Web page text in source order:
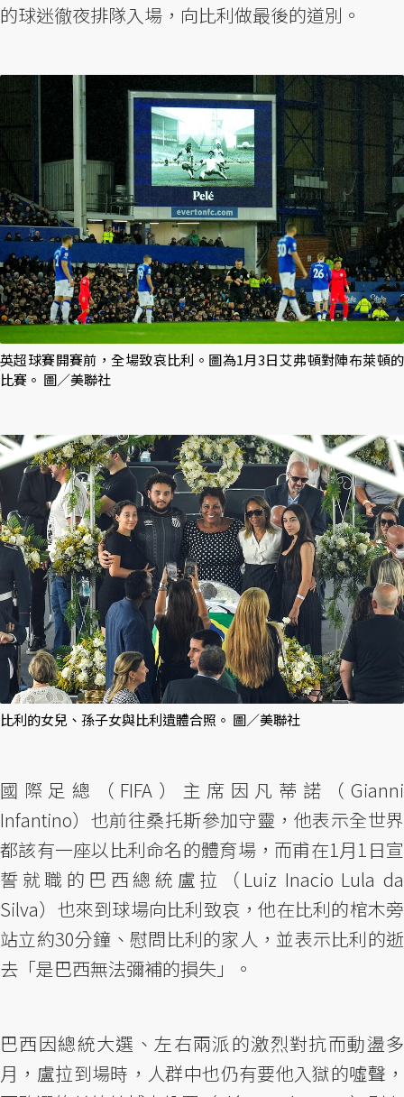
的球迷徹夜排隊入場，向比利做最後的道別。
英超球賽開賽前，全場致哀比利。圖為1月3日艾弗頓對陣布萊頓的
比賽。 圖／美聯社
比利的女兒、孫子女與比利遺體合照。 圖／美聯社
國際足總（FIFA）主席因凡蒂諾（Gianni
Infantino）也前往桑托斯參加守靈，他表示全世界
都該有一座以比利命名的體育場，而甫在1月1日宣
誓就職的巴西總統盧拉（Luiz Inacio Lula da
Silva）也來到球場向比利致哀，他在比利的棺木旁
站立約30分鐘、慰問比利的家人，並表示比利的逝
去「是巴西無法彌補的損失」。
巴西因總統大選、左右兩派的激烈對抗而動盪多
月，盧拉到場時，人群中也仍有要他入獄的噓聲，